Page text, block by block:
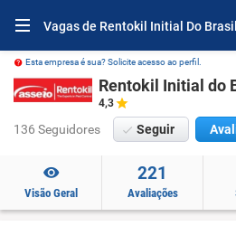
Vagas de Rentokil Initial Do Brasil
Esta empresa é sua? Solicite acesso ao perfil.
Rentokil Initial do
4,3
136 Seguidores Seguir
Visão Geral
221
Avaliações